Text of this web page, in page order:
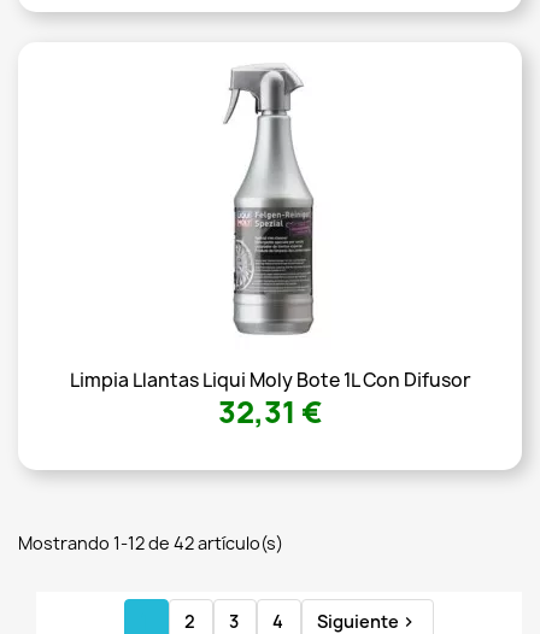
Limpia Llantas Liqui Moly Bote 1L Con Difusor
32,31 €
Mostrando 1-12 de 42 artículo(s)
2 3 4 Siguiente 